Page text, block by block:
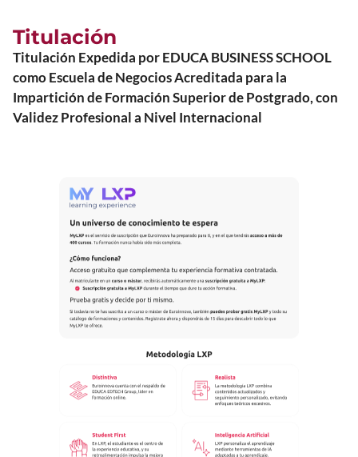
Titulación
Titulación Expedida por EDUCA BUSINESS SCHOOL
como Escuela de Negocios Acreditada para la
Impartición de Formación Superior de Postgrado, con
Validez Profesional a Nivel Internacional